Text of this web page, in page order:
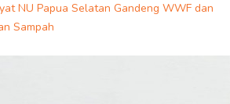
NU Papua Selatan Gandeng WWF dan
Sampah